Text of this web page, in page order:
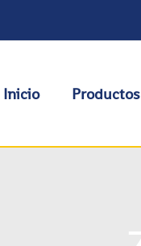
Inicio Productos